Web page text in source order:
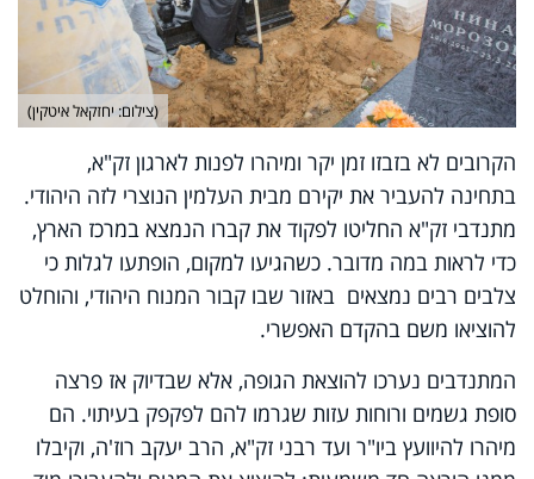
(צילום: יחזקאל איטקין)
הקרובים לא בזבזו זמן יקר ומיהרו לפנות לארגון זק"א,
בתחינה להעביר את יקירם מבית העלמין הנוצרי לזה היהודי.
מתנדבי זק"א החליטו לפקוד את קברו הנמצא במרכז הארץ,
כדי לראות במה מדובר. כשהגיעו למקום, הופתעו לגלות כי
צלבים רבים נמצאים באזור שבו קבור המנוח היהודי, והוחלט
להוציאו משם בהקדם האפשרי.
המתנדבים נערכו להוצאת הגופה, אלא שבדיוק אז פרצה
סופת גשמים ורוחות עזות שגרמו להם לפקפק בעיתוי. הם
מיהרו להיוועץ ביו"ר ועד רבני זק"א, הרב יעקב רוז'ה, וקיבלו